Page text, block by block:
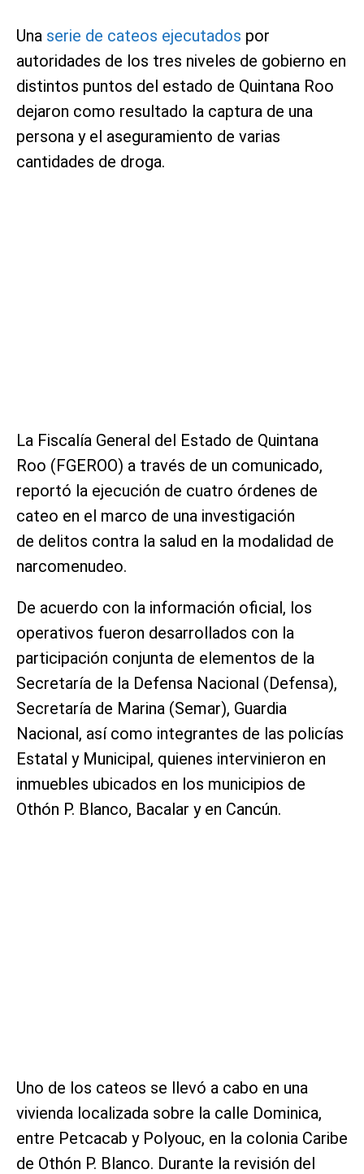
Una serie de cateos ejecutados por
autoridades de los tres niveles de gobierno en
distintos puntos del estado de Quintana Roo
dejaron como resultado la captura de una
persona y el aseguramiento de varias
cantidades de droga.
La Fiscalía General del Estado de Quintana
Roo (FGEROO) a través de un comunicado,
reportó la ejecución de cuatro órdenes de
cateo en el marco de una investigación
de delitos contra la salud en la modalidad de
narcomenudeo.
De acuerdo con la información oficial, los
operativos fueron desarrollados con la
participación conjunta de elementos de la
Secretaría de la Defensa Nacional (Defensa),
Secretaría de Marina (Semar), Guardia
Nacional, así como integrantes de las policías
Estatal y Municipal, quienes intervinieron en
inmuebles ubicados en los municipios de
Othón P. Blanco, Bacalar y en Cancún.
Uno de los cateos se llevó a cabo en una
vivienda localizada sobre la calle Dominica,
entre Petcacab y Polyouc, en la colonia Caribe
de Othón P. Blanco. Durante la revisión del